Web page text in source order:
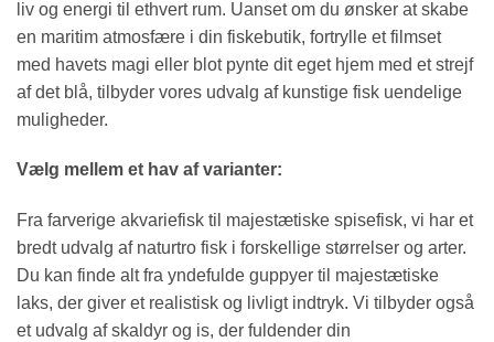
liv og energi til ethvert rum. Uanset om du ønsker at skabe
en maritim atmosfære i din fiskebutik, fortrylle et filmset
med havets magi eller blot pynte dit eget hjem med et strejf
af det blå, tilbyder vores udvalg af kunstige fisk uendelige
muligheder.
Vælg mellem et hav af varianter:
Fra farverige akvariefisk til majestætiske spisefisk, vi har et
bredt udvalg af naturtro fisk i forskellige størrelser og arter.
Du kan finde alt fra yndefulde guppyer til majestætiske
laks, der giver et realistisk og livligt indtryk. Vi tilbyder også
et udvalg af skaldyr og is, der fuldender din